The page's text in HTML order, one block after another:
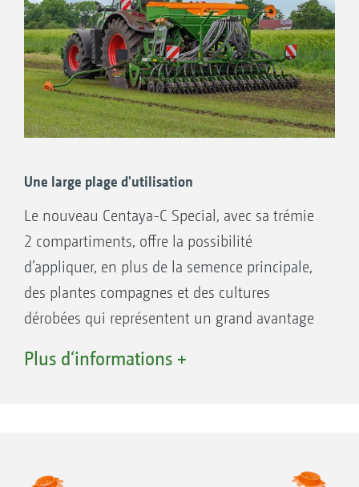
Une large plage d'utilisation
Le nouveau Centaya-C Special, avec sa trémie
2 compartiments, offre la possibilité
d’appliquer, en plus de la semence principale,
des plantes compagnes et des cultures
dérobées qui représentent un grand avantage
étouffer les adventices, mais aussi favoriser la
taux de levée importants dans le champ. Pour
Plus d‘informations +